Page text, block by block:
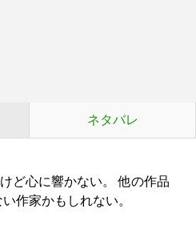
ネタバレ
ど心に響かない。 他の作品
作家かもしれない。